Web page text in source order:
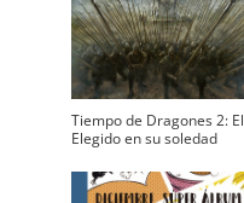
Tiempo de Dragones 2: El
Elegido en su soledad